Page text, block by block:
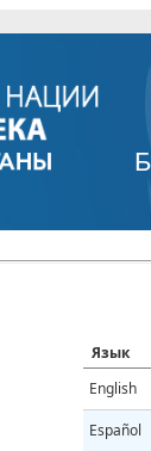
Язык
English
Español